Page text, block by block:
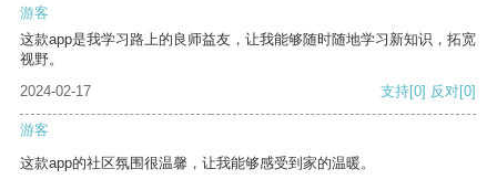
游客
这款app是我学习路上的良师益友，让我能够随时随地学习新知识，拓宽
视野。
2024-02-17
支持[0] 反对[0]
游客
这款app的社区氛围很温馨，让我能够感受到家的温暖。